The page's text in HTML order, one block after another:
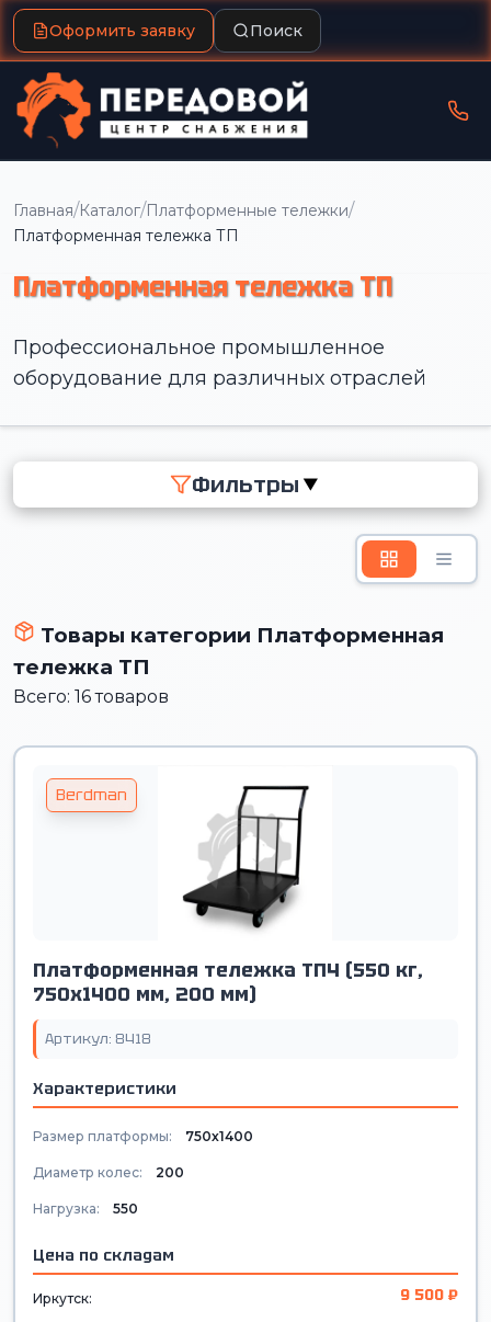
Оформить заявку Поиск
Главная/Каталог/Платформенные тележки/
Платформенная тележка ТП
Платформенная тележка ТП
Профессиональное промышленное
оборудование для различных отраслей
Фильтры ▼
Товары категории Платформенная
тележка ТП
Всего: 16 товаров
Berdman
Платформенная тележка ТП4 (550 кг,
750х1400 мм, 200 мм)
Артикул: 8418
Характеристики
Размер платформы: 750х1400
Диаметр колес: 200
Нагрузка: 550
Цена по складам
Иркутск: 9 500 ₽